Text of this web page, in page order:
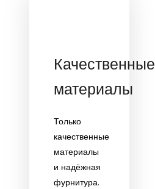
Качественные
материалы
Только
качественные
материалы
и надёжная
фурнитура.